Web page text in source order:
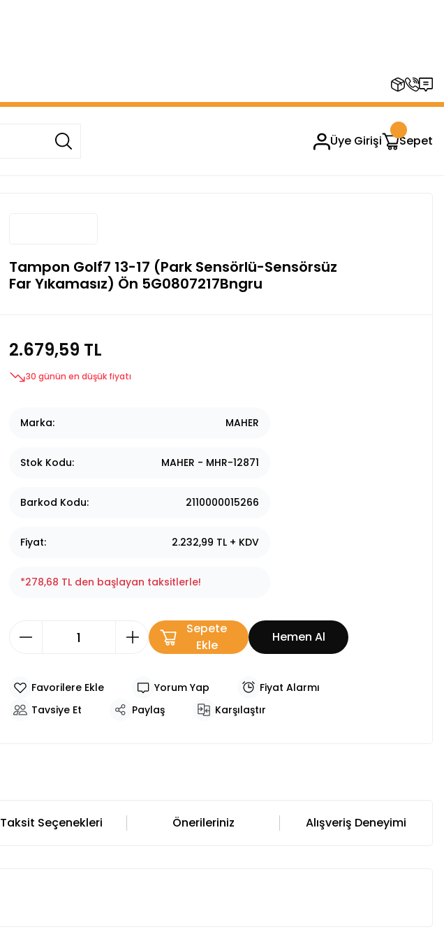
Üye Girişi Sepet
Tampon Golf7 13-17 (Park Sensörlü-Sensörsüz
Far Yıkamasız) Ön 5G0807217Bngru
2.679,59 TL
30 günün en düşük fiyatı
Marka MAHER
Stok Kodu MAHER - MHR-12871
Barkod Kodu 2110000015266
Fiyat 2.232,99 TL + KDV
*278,68 TL den başlayan taksitlerle!
Sepete
Ekle
Hemen Al
Yorum Yap
Fiyat Alarmı
Tavsiye Et
Paylaş Karşılaştır
Taksit Seçenekleri Önerileriniz Alışveriş Deneyimi